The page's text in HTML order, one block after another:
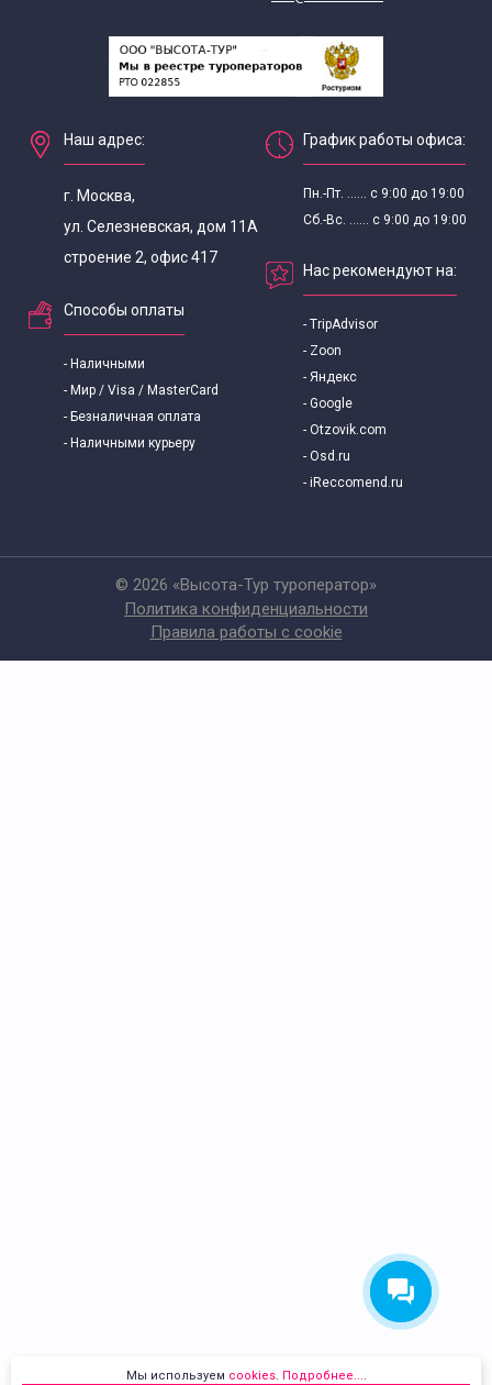
Экскурсии для школьников в ноябре
Экскурсии для школьников в сентябре
Интересные
Экскурсии для школьников
Экскурсии для школьников 8 класса
Наш адрес:
г. Москва,
ул. Селезневская, дом 11А
строение 2, офис 417
Способы оплаты
- Наличными
- Мир / Visa / MasterCard
- Безналичная оплата
- Наличными курьеру
График работы офиса:
Пн.-Пт. ...... с 9:00 до 19:00
Сб.-Вс. ...... с 9:00 до 19:00
Нас рекомендуют на:
- TripAdvisor
- Zoon
- Яндекс
- Google
- Otzovik.com
- Osd.ru
- iReccomend.ru
© 2026 «Высота-Тур туроператор»
Политика конфиденциальности
Правила работы с cookie
Мы используем cookies. Подробнее....